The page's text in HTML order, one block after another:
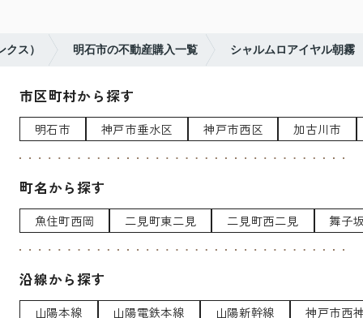
ス） 明石市の不動産購入一覧 シャルムロアイヤル朝霧
市区町村から探す
明石市 神戸市垂水区 神戸市西区 加古川市
町名から探す
魚住町西岡 二見町東二見 二見町西二見 舞子
沿線から探す
山陽本線 山陽電鉄本線 山陽新幹線 神戸市西